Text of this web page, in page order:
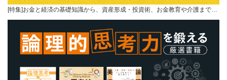
[特集]お金と経済の基礎知識から、資産形成・投資術、お金教育や介護まで…